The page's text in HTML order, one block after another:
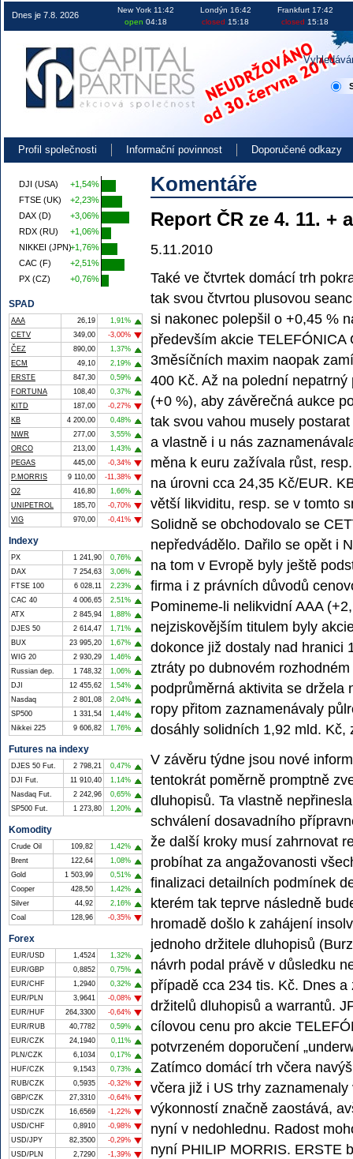
Obchodování na burze v ČR EU i USA investice akcie kurzy
Komentáře
Report ČR ze 4. 11. +
5.11.2010
Také ve čtvrtek domácí trh
tak svou čtvrtou plusovou
si nakonec polepšil o +0,45 %
především akcie
3měsíčních maxim naopak
400 Kč. Až na polední
(+0 %), aby závěrečná aukce
tak svou vahou musely
a vlastně i u nás
měna k euru zažívala růst,
na úrovni cca 24,35 Kč/EUR.
větší likviditu, resp. se v tomto
Solidně se obchodovalo se
nepředvádělo. Dařilo se opět i
na tom v Evropě byly ještě
firma i z právních důvodů
Pomineme-li nelikvidní AAA
nejziskovějším titulem byly
dokonce již dostaly nad hranici
ztráty po dubnovém
podprůměrná aktivita se držela
ropy přitom zaznamenávaly
dosáhly solidních 1,92 mld. Kč,
V závěru týdne jsou nové
tentokrát poměrně promptně
dluhopisů. Ta vlastně
schválení dosavadního
že další kroky musí zahrnovat
probíhat za angažovanosti
finalizaci detailních podmínek
kterém tak teprve následně
hromadě došlo k zahájení
jednoho držitele dluhopisů
návrh podal právě v důsledku
případě cca 234 tis. Kč. Dnes
držitelů dluhopisů a warrantů.
cílovou cenu pro akcie
potvrzeném doporučení
Zatímco domácí trh včera
včera již i US trhy
výkonností značně zaostává,
nyní v nedohlednu. Radost
nyní PHILIP MORRIS. ERSTE
DJI (USA)
FTSE (UK)
DAX (D)
RDX (RU)
NIKKEI (JPN)
CAC (F)
PX (CZ)
+1,54%
+2,23%
+3,06%
+1,06%
+1,76%
+2,51%
+0,76%
SPAD
AAA 26,19
1,91%
CETV
349,00
-3,00%
ČEZ
890,00
1,37%
ECM
49,10
2,19%
ERSTE
847,30
0,59%
FORTUNA
108,40
0,37%
KITD
187,00
-0,27%
KB
4 200,00
0,48%
NWR
277,00
3,55%
ORCO
213,00
1,43%
PEGAS
445,00
-0,34%
P.MORRIS
9 110,00
-11,38%
O2
416,80
1,66%
UNIPETROL
185,70
-0,70%
VIG
970,00 -0,41%
Indexy
PX 1 241,90
0,76%
DAX
7 254,63
3,06%
FTSE 100
6 028,11
2,23%
CAC 40
4 006,65
2,51%
ATX
2 845,94
1,88%
DJES 50
2 614,47
1,71%
BUX
23 995,20
1,67%
WIG 20
2 930,29
1,46%
Russian dep.
1 748,32
1,06%
DJI
12 455,62
1,54%
Nasdaq
2 801,08
2,04%
SP500
1 331,54
1,44%
Nikkei 225
9 606,82 1,76%
Futures na indexy
DJES 50 Fut. 2 798,21
0,47%
DJI Fut.
11 910,40
1,14%
Nasdaq Fut.
2 242,96
0,65%
SP500 Fut.
1 273,80 1,20%
Komodity
Crude Oil 109,82
1,42%
Brent
122,64
1,08%
Gold
1 503,99
0,51%
Cooper
428,50
1,42%
Silver
44,92
2,16%
Coal
128,96 -0,35%
Forex
EUR/USD 1,4524
1,32%
EUR/GBP
0,8852
0,75%
EUR/CHF
1,2940
0,32%
EUR/PLN
3,9641
-0,08%
EUR/HUF
264,3300
-0,64%
EUR/RUB
40,7782
0,59%
EUR/CZK
24,1940
0,11%
PLN/CZK
6,1034
0,17%
HUF/CZK
9,1543
0,73%
RUB/CZK
0,5935
-0,32%
GBP/CZK
27,3310
-0,64%
USD/CZK
16,6569
-1,22%
USD/CHF
0,8910
-0,98%
USD/JPY
82,3500
-0,29%
USD/PLN
2,7290
-1,39%
Dnes je 7.8. 2026
New York 11:42
open 04:18
Londýn 16:42
closed 15:18
Frankfurt 17:42
closed 15:18
Profil společnosti Informační povinnost Doporučené odkazy